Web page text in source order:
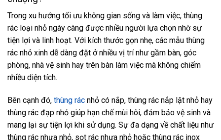
Trong xu hướng tối ưu không gian sống và làm việc, thùng
rác loại nhỏ ngày càng được nhiều người lựa chọn nhờ sự
tiện lợi và linh hoạt. Với kích thước gọn nhẹ, các mẫu thùng
rác nhỏ xinh dễ dàng đặt ở nhiều vị trí như gầm bàn, góc
phòng, nhà vệ sinh hay trên bàn làm việc mà không chiếm
nhiều diện tích.
Bên cạnh đó, thùng rác nhỏ có nắp, thùng rác nắp lật nhỏ hay
thùng rác đạp nhỏ giúp hạn chế mùi hôi, đảm bảo vệ sinh và
mang lại sự tiện lợi khi sử dụng. Sự đa dạng về chất liệu như
thùng rác nhựa nhỏ, sọt rác nhựa nhỏ hoặc thùng rác inox